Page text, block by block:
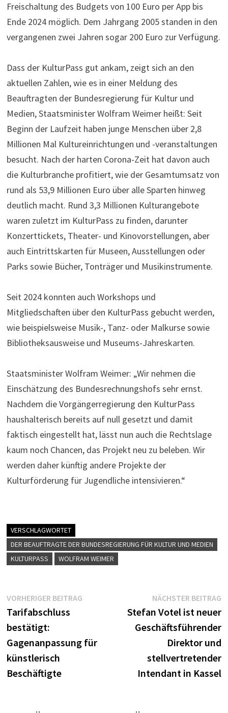
Freischaltung des Budgets von 100 Euro per App bis
Ende 2024 möglich. Dem Jahrgang 2005 standen in den
vergangenen zwei Jahren sogar 200 Euro zur Verfügung.
Dass der KulturPass gut ankam, zeigt sich an den
aktuellen Zahlen, wie es in einer Meldung des
Beauftragten der Bundesregierung für Kultur und
Medien, Staatsminister Wolfram Weimer heißt: Seit
Beginn der Laufzeit haben junge Menschen über 2,8
Millionen Mal Kultureinrichtungen und -veranstaltungen
besucht. Nach der harten Corona-Zeit hat davon auch
die Kulturbranche profitiert, wie der Gesamtumsatz von
rund als 53,9 Millionen Euro über alle Sparten hinweg
deutlich macht. Rund 3,3 Millionen Kulturangebote
waren zuletzt im KulturPass zu finden, darunter
Konzerttickets, Theater- und Kinovorstellungen, aber
auch Eintrittskarten für Museen, Ausstellungen oder
Parks sowie Bücher, Tonträger und Musikinstrumente.
Seit 2024 konnten auch Workshops und
Mitgliedschaften über den KulturPass gebucht werden,
wie beispielsweise Musik-, Tanz- oder Malkurse sowie
Bibliotheksausweise und Museums-Jahreskarten.
Staatsminister Wolfram Weimer: „Wir nehmen die
Einschätzung des Bundesrechnungshofs sehr ernst.
Nachdem die Vorgängerregierung den KulturPass
haushalterisch bereits auf null gesetzt und damit
faktisch eingestellt hat, lässt nun auch die Rechtslage
kaum noch Chancen, das Projekt neu zu beleben. Wir
werden daher künftig andere Projekte der
Kulturförderung für Jugendliche intensivieren.“
VERSCHLAGWORTET
DER BEAUFTRAGTE DER BUNDESREGIERUNG FÜR KULTUR UND MEDIEN
KULTURPASS
WOLFRAM WEIMER
Beitragsnavigation
VORHERIGER BEITRAG
Tarifabschluss
bestätigt:
Gagenanpassung für
künstlerisch
Beschäftigte
NÄCHSTER BEITRAG
Stefan Votel ist neuer
Geschäftsführender
Direktor und
stellvertretender
Intendant in Kassel